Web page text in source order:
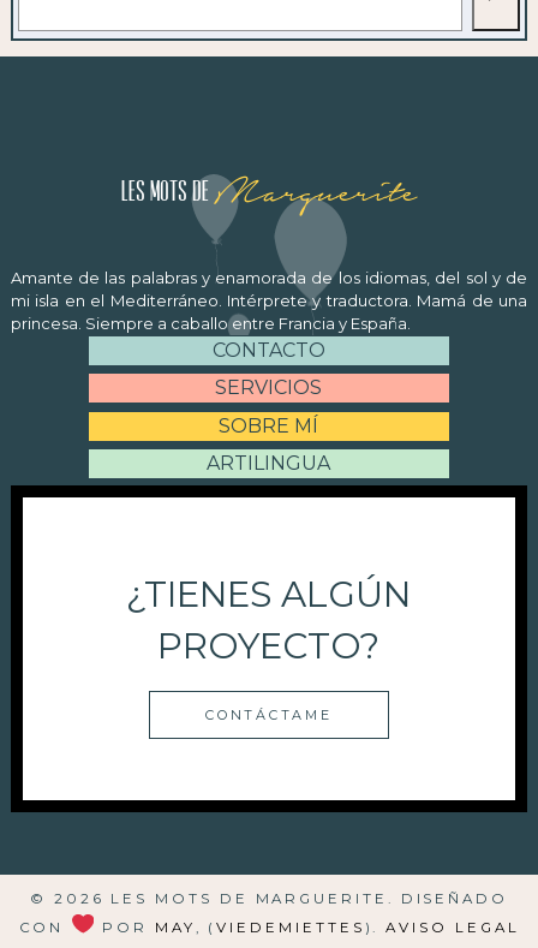
Les mots de Marguerite
Amante de las palabras y enamorada de los idiomas, del sol y de
mi isla en el Mediterráneo. Intérprete y traductora. Mamá de una
princesa. Siempre a caballo entre Francia y España.
CONTACTO
SERVICIOS
SOBRE MÍ
ARTILINGUA
¿TIENES ALGÚN
PROYECTO?
CONTÁCTAME
© 2026 LES MOTS DE MARGUERITE. DISEÑADO
CON
POR MAY , (VIEDEMIETTES ).AVISO LEGAL